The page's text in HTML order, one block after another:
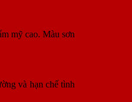
mỹ cao. Màu sơn
và hạn chế tình